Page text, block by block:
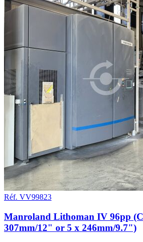
Réf. VV99823
Manroland Lithoman IV 96pp
307mm/12" or 5 x 246mm/9.7")